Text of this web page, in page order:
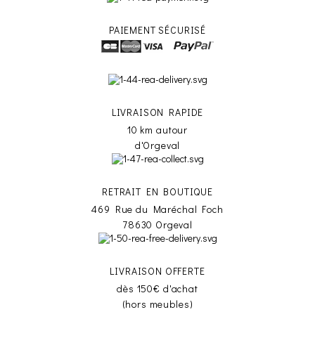
PAIEMENT SÉCURISÉ
LIVRAISON RAPIDE
10 km autour
d'Orgeval
RETRAIT EN BOUTIQUE
469 Rue du Maréchal Foch
78630 Orgeval
LIVRAISON OFFERTE
dès 150€ d'achat
(hors meubles)